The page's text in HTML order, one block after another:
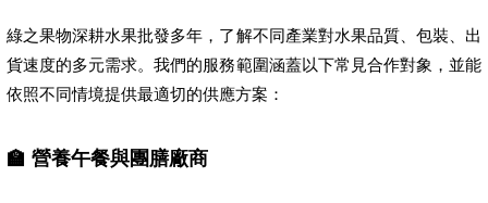
綠之果物深耕水果批發多年，了解不同產業對水果品質、包裝、出
貨速度的多元需求。我們的服務範圍涵蓋以下常見合作對象，並能
依照不同情境提供最適切的供應方案：
🏫 營養午餐與團膳廠商